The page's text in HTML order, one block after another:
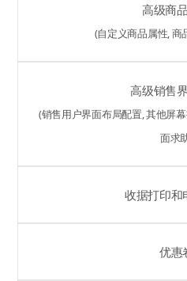
高级商
(自定义商品属性, 商
高级销售
(销售用户界面布局配置, 其他屏
面求
收据打印和
优惠